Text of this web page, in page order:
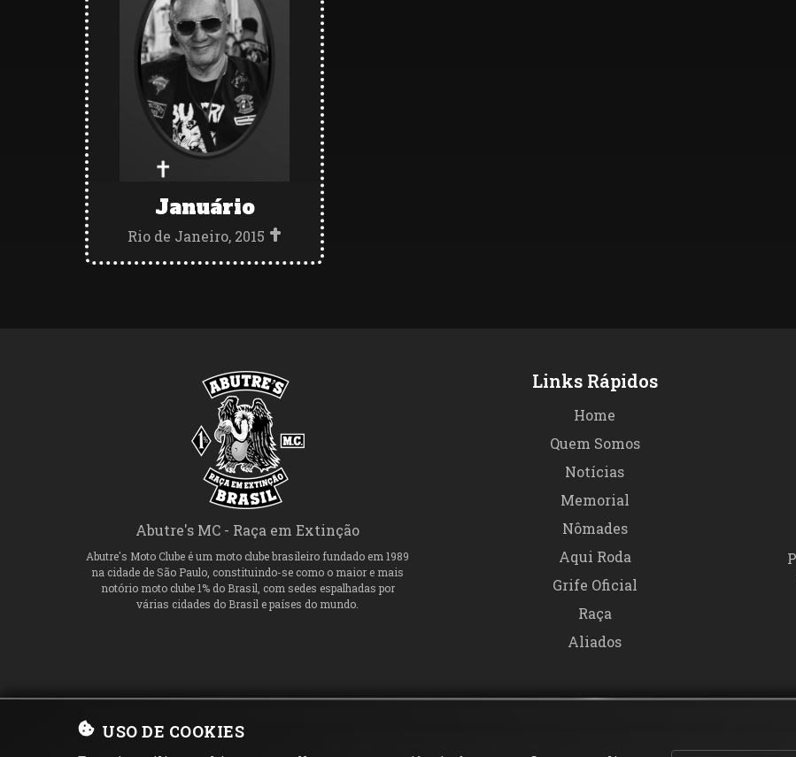
Januário
Rio de Janeiro, 2015
Abutre's MC - Raça em Extinção
Abutre's Moto Clube é um moto clube brasileiro fundado em 1989
na cidade de São Paulo, constituindo-se como o maior e mais
notório moto clube 1% do Brasil, com sedes espalhadas por
várias cidades do Brasil e países do mundo.
Links Rápidos
Home
Quem Somos
Notícias
Memorial
Nômades
Aqui Roda
Grife Oficial
Raça
Aliados
Abutre's MC - Raça em Extinção. Todos os direitos
USO DE COOKIES